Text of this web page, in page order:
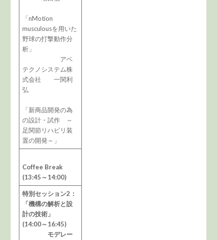
「nMotion
musculousを用いた
野球の打撃動作分
析」
アベ
テクノシステム株
式会社 一関利
弘
「新商品開発の為
の設計・試作 ～
足関節リハビリ装
置の開発～」
Coffee Break
(13:45～14:00)
特別セッション2：
「機構の解析と設
計の技術」
(14:00～16:45)
モデレー